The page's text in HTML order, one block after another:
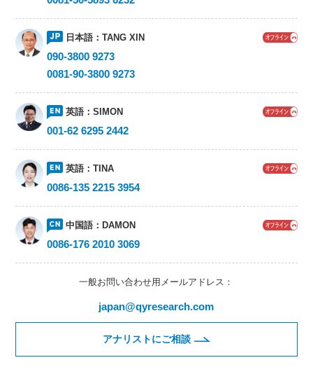
日本語： TANG XIN
090-3800 9273
0081-90-3800 9273
英語： SIMON
001-62 6295 2442
英語： TINA
0086-135 2215 3954
中国語： DAMON
0086-176 2010 3069
一般お問い合わせ用メールアドレス：
japan@qyresearch.com
アナリストにご相談